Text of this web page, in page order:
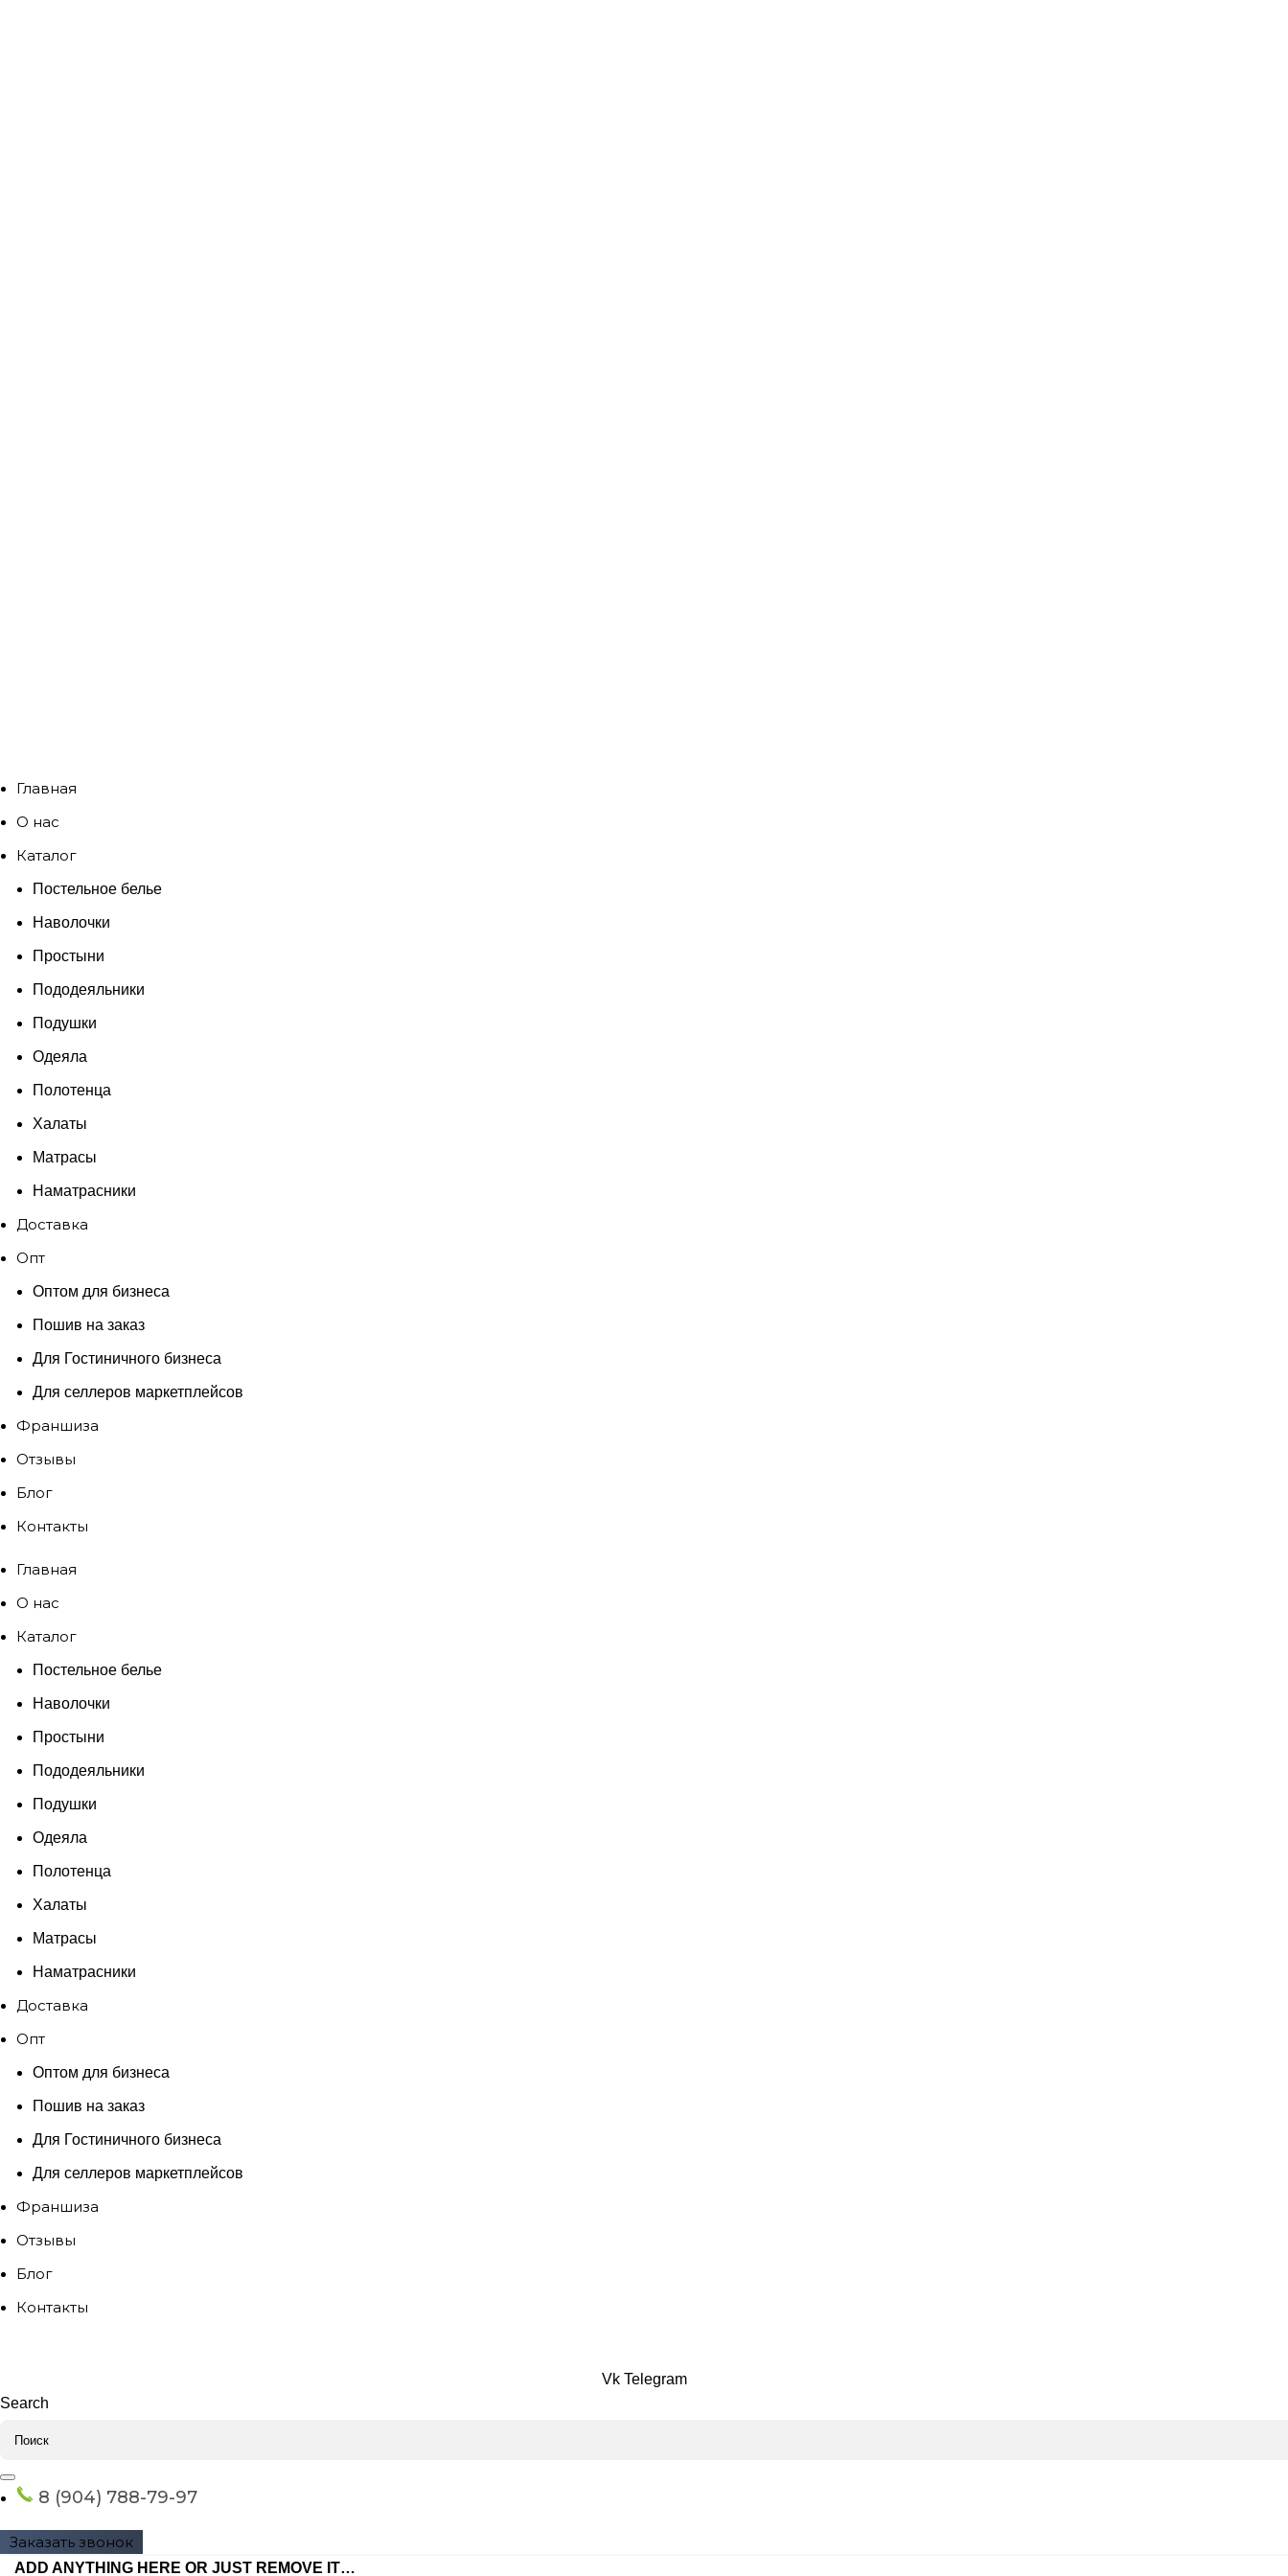
Главная
О нас
Каталог
Постельное белье
Наволочки
Простыни
Пододеяльники
Подушки
Одеяла
Полотенца
Халаты
Матрасы
Наматрасники
Доставка
Опт
Оптом для бизнеса
Пошив на заказ
Для Гостиничного бизнеса
Для селлеров маркетплейсов
Франшиза
Отзывы
Блог
Контакты
Главная
О нас
Каталог
Постельное белье
Наволочки
Простыни
Пододеяльники
Подушки
Одеяла
Полотенца
Халаты
Матрасы
Наматрасники
Доставка
Опт
Оптом для бизнеса
Пошив на заказ
Для Гостиничного бизнеса
Для селлеров маркетплейсов
Франшиза
Отзывы
Блог
Контакты
Vk Telegram
Search
8 (904) 788-79-97
Заказать звонок
ADD ANYTHING HERE OR JUST REMOVE IT…